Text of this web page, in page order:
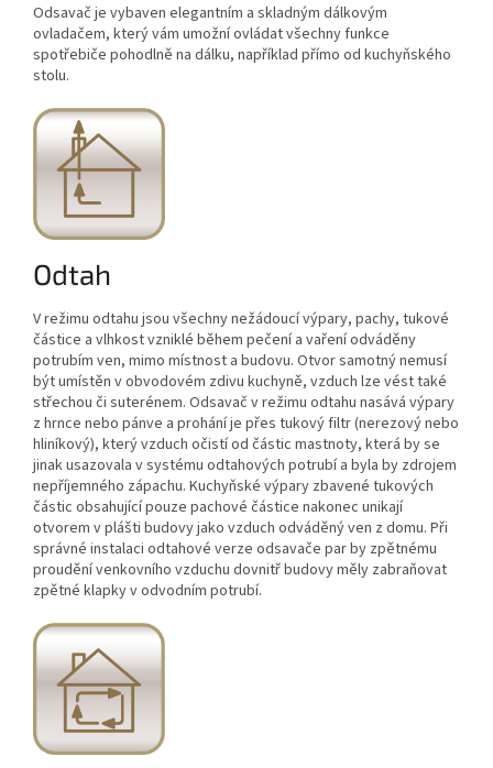
Odsavač je vybaven elegantním a skladným dálkovým
ovladačem, který vám umožní ovládat všechny funkce
spotřebiče pohodlně na dálku, například přímo od kuchyňského
stolu.
Odtah
V režimu odtahu jsou všechny nežádoucí výpary, pachy, tukové
částice a vlhkost vzniklé během pečení a vaření odváděny
potrubím ven, mimo místnost a budovu. Otvor samotný nemusí
být umístěn v obvodovém zdivu kuchyně, vzduch lze vést také
střechou či suterénem. Odsavač v režimu odtahu nasává výpary
z hrnce nebo pánve a prohání je přes tukový filtr (nerezový nebo
hliníkový), který vzduch očistí od částic mastnoty, která by se
jinak usazovala v systému odtahových potrubí a byla by zdrojem
nepříjemného zápachu. Kuchyňské výpary zbavené tukových
částic obsahující pouze pachové částice nakonec unikají
otvorem v plášti budovy jako vzduch odváděný ven z domu. Při
správné instalaci odtahové verze odsavače par by zpětnému
proudění venkovního vzduchu dovnitř budovy měly zabraňovat
zpětné klapky v odvodním potrubí.